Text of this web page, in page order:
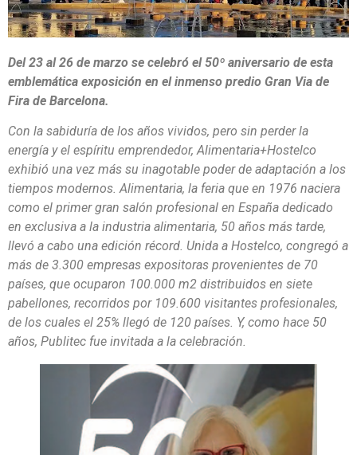
Del 23 al 26 de marzo se celebró el 50º aniversario de esta
emblemática exposición en el inmenso predio Gran Via de
Fira de Barcelona.
Con la sabiduría de los años vividos, pero sin perder la
energía y el espíritu emprendedor, Alimentaria+Hostelco
exhibió una vez más su inagotable poder de adaptación a los
tiempos modernos. Alimentaria, la feria que en 1976 naciera
como el primer gran salón profesional en España dedicado
en exclusiva a la industria alimentaria, 50 años más tarde,
llevó a cabo una edición récord. Unida a Hostelco, congregó a
más de 3.300 empresas expositoras provenientes de 70
países, que ocuparon 100.000 m2 distribuidos en siete
pabellones, recorridos por 109.600 visitantes profesionales,
de los cuales el 25% llegó de 120 países. Y, como hace 50
años, Publitec fue invitada a la celebración.